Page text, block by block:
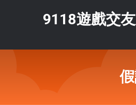
9118遊戲交